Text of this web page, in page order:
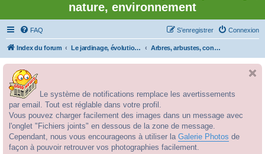
nature, environnement
FAQ Connexion
S’enregistrer
Index du forum Le jardinage, évolution de nos jardins Arbres, arbustes, conifères et fruitiers
Le système de notifications remplace les avertissements
par email. Tout est réglable dans votre profil.
Vous pouvez charger facilement des images dans un message avec
l'onglet "Fichiers joints" en dessous de la zone de message.
Cependant, nous vous encourageons à utiliser la Galerie Photos de
façon à pouvoir retrouver vos photographies facilement.